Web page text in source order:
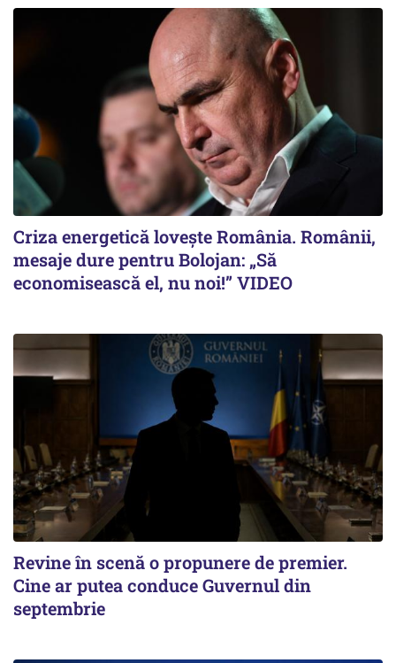
Criza energetică lovește România. Românii,
mesaje dure pentru Bolojan: „Să
economisească el, nu noi!” VIDEO
Revine în scenă o propunere de premier.
Cine ar putea conduce Guvernul din
septembrie